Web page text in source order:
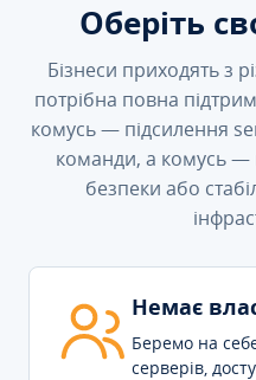
Оберіть
Бізнеси приходять з
потрібна повна
комусь — підсилення
команди, а комусь —
безпеки або
Немає
Беремо на
серверів,